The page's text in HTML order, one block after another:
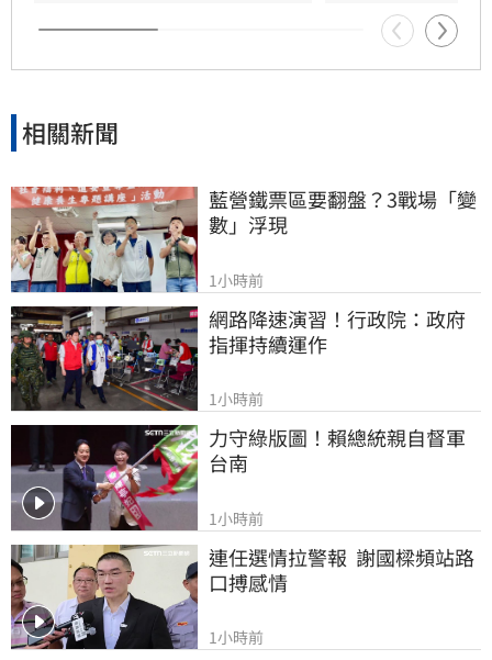
提醒用路人，行經國道應隨時保持警覺，並與前
車保持適當安全間距，以確保行車安全。
相關新聞
藍營鐵票區要翻盤？3戰場「變
數」浮現
1小時前
網路降速演習！行政院：政府
指揮持續運作
1小時前
力守綠版圖！賴總統親自督軍
台南
1小時前
連任選情拉警報  謝國樑頻站路
口搏感情
1小時前